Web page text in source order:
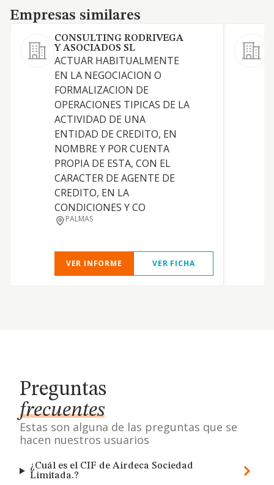
Empresas similares
Empresas similares
CONSULTING RODRIVEGA
Y ASOCIADOS SL
ACTUAR HABITUALMENTE
EN LA NEGOCIACION O
FORMALIZACION DE
OPERACIONES TIPICAS DE LA
ACTIVIDAD DE UNA
ENTIDAD DE CREDITO, EN
NOMBRE Y POR CUENTA
PROPIA DE ESTA, CON EL
CARACTER DE AGENTE DE
CREDITO, EN LA
CONDICIONES Y CO
PALMAS
VER INFORME VER FICHA
Preguntas
frecuentes
Estas son alguna de las preguntas que se
hacen nuestros usuarios
¿Cuál es el CIF de Airdeca Sociedad
Limitada.?